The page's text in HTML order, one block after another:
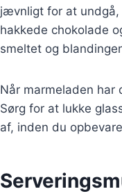
jævnligt for at
hakkede chokolade
smeltet og
Når marmeladen
Sørg for at lukke
af, inden du